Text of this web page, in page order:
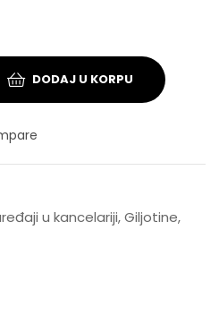
DODAJ U KORPU
u kancelariji,Giljotine,